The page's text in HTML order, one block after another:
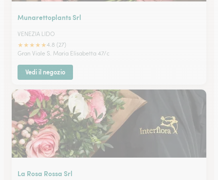
Munarettoplants Srl
VENEZIA LIDO
★★★★★4.8 (27)
Gran Viale S. Maria Elisabetta 47/c
Vedi il negozio
La Rosa Rossa Srl